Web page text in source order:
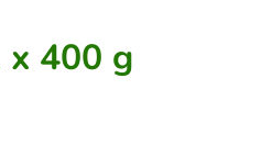
400 g